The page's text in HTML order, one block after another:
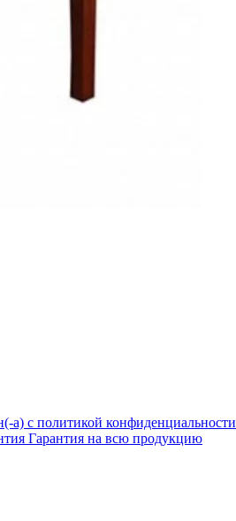
а) с политикой конфиденциальности
Гарантия на всю продукцию